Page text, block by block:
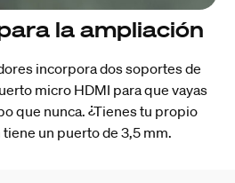
la ampliación
incorpora dos soportes de
micro HDMI para que vayas
que nunca. ¿Tienes tu propio
un puerto de 3,5 mm.